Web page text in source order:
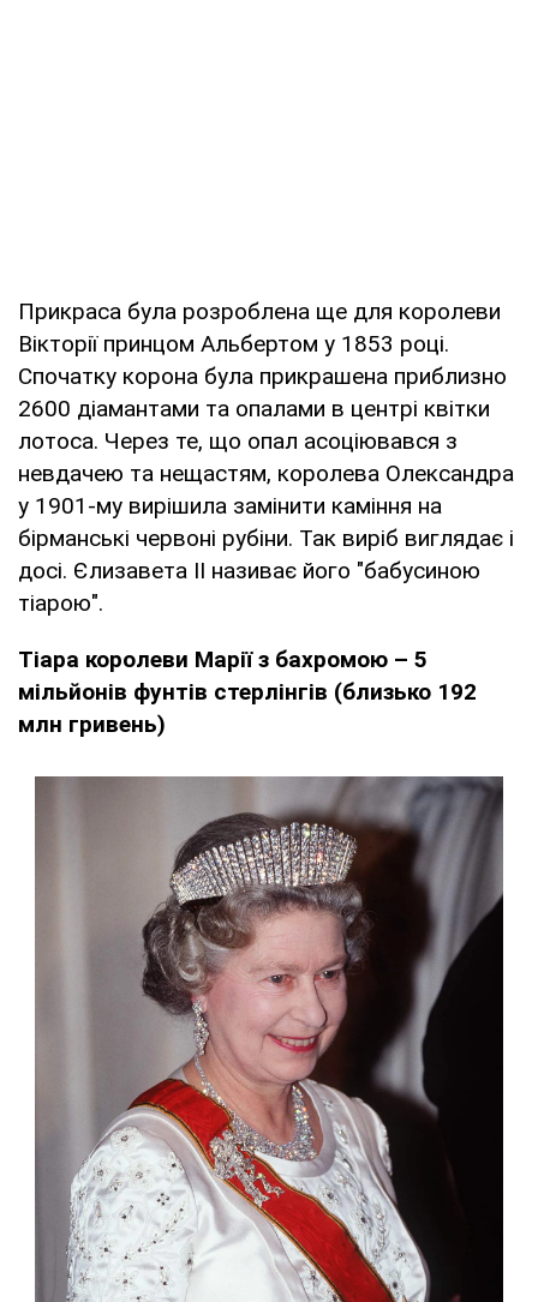
Прикраса була розроблена ще для королеви
Вікторії принцом Альбертом у 1853 році.
Спочатку корона була прикрашена приблизно
2600 діамантами та опалами в центрі квітки
лотоса. Через те, що опал асоціювався з
невдачею та нещастям, королева Олександра
у 1901-му вирішила замінити каміння на
бірманські червоні рубіни. Так виріб виглядає і
досі. Єлизавета ІІ називає його "бабусиною
тіарою".
Тіара королеви Марії з бахромою – 5
мільйонів фунтів стерлінгів (близько 192
млн гривень)